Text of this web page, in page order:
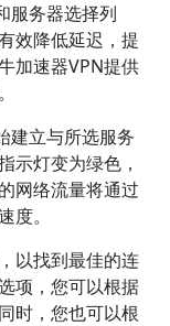
服务器选择列
效降低延迟，提
加速器VPN提供
建立与所选服务
示灯变为绿色，
网络流量将通过
度。
以找到最佳的连
项，您可以根据
时，您也可以根